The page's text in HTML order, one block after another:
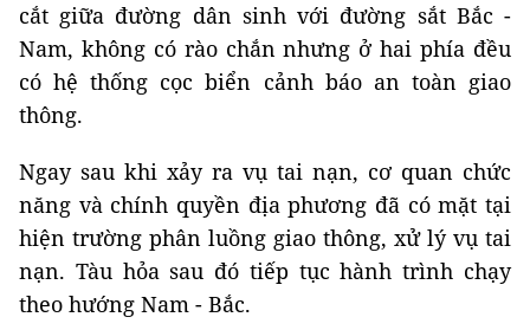
cắt giữa đường dân sinh với đường sắt Bắc -
Nam, không có rào chắn nhưng ở hai phía đều
có hệ thống cọc biển cảnh báo an toàn giao
thông.
Ngay sau khi xảy ra vụ tai nạn, cơ quan chức
năng và chính quyền địa phương đã có mặt tại
hiện trường phân luồng giao thông, xử lý vụ tai
nạn. Tàu hỏa sau đó tiếp tục hành trình chạy
theo hướng Nam - Bắc.